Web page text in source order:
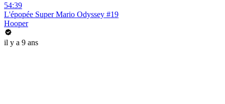
54:39
L'épopée Super Mario Odyssey #19
Hooper
il y a 9 ans